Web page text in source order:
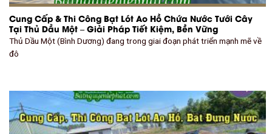
Cung Cấp & Thi Công Bạt Lót Ao Hồ Chứa Nước Tưới Cây
Tại Thủ Dầu Một – Giải Pháp Tiết Kiệm, Bền Vững
Thủ Dầu Một (Bình Dương) đang trong giai đoạn phát triển mạnh mẽ về
đô